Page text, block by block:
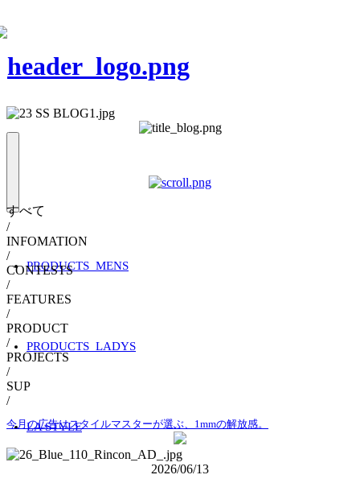
PRODUCTS_MENS
PRODUCTS_LADYS
LA STYLE
すべて
/
INFOMATION
/
CONTESTS
/
FEATURES
/
PRODUCT
/
PROJECTS
/
SUP
/
今月の広告はスタイルマスターが選ぶ、1mmの解放感。
2026/06/13